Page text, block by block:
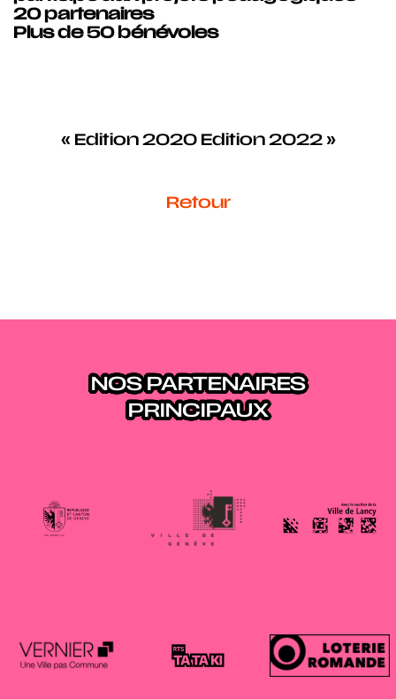
20 partenaires
Plus de50 bénévoles
« Edition 2020 Edition 2022»
Retour
NOS PARTENAIRES
PRINCIPAUX